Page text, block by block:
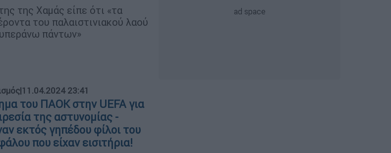
της Χαμάς είπε ότι «τα
του παλαιστινιακού λαού
υπεράνω πάντων»
|11.04.2024 23:41
του ΠΑΟΚ στην UEFA για
της αστυνομίας -
εκτός γηπέδου φίλοι του
που είχαν εισιτήρια!